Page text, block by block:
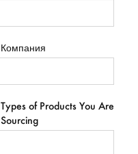
Компания
Types of Products You Are
Sourcing